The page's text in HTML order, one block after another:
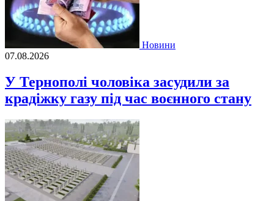
Новини
07.08.2026
У Тернополі чоловіка засудили за
крадіжку газу під час воєнного стану